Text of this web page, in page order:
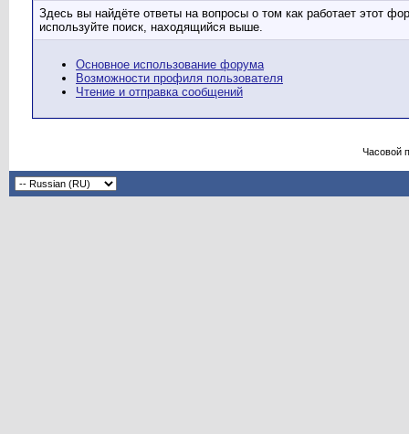
Здесь вы найдёте ответы на вопросы о том как работает этот
используйте поиск, находящийся выше.
Основное использование форума
Возможности профиля пользователя
Чтение и отправка сообщений
Часовой